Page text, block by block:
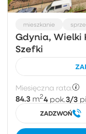
mieszkanie
Gdynia, Wielki
Szefki
Miesięczna rata:
84.3 m24 pok.3/3
ZADZWOŃ